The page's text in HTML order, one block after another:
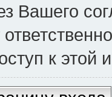
Вашего
к